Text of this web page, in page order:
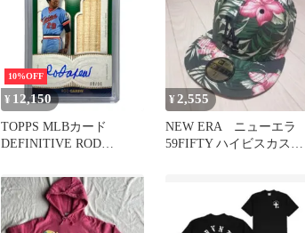
10%OFF
¥ 12,150
TOPPS MLBカード
DEFINITIVE ROD
#DARC-RCAR 送料無料
中古 IT2
¥2,555
NEW ERA ニューエラ
59FIFTY ハイビスカス柄